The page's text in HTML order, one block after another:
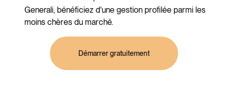
Generali, bénéficiez d'une gestion profilée parmi les
moins chères du marché.
Démarrer gratuitement